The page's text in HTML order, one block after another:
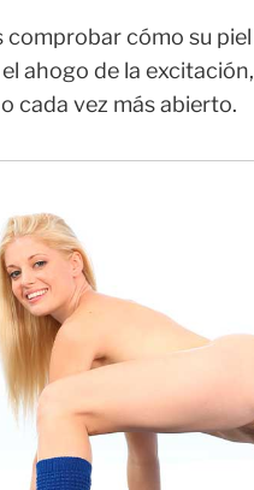
comprobar cómo su
ahogo de la
cada vez más abierto.